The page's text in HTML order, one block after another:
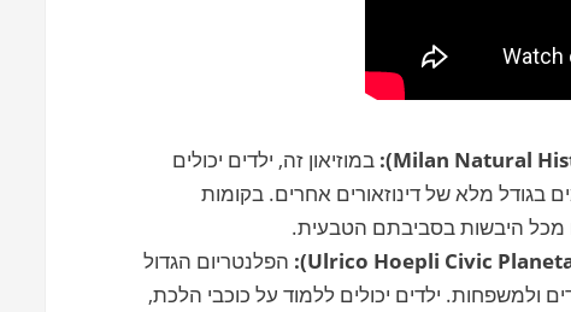
במוזיאון זה, ילדים יכולים
בגודל מלא של דינוזאורים אחרים. בקומות
מכל היבשות בסביבתם הטבעית.
הפלנטריום הגדול
ולמשפחות. ילדים יכולים ללמוד על כוכבי הלכת,